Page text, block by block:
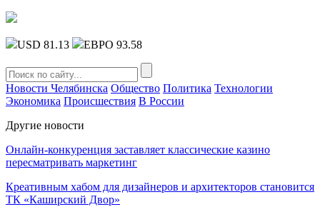
USD 81.13 ЕВРО 93.58
Новости Челябинска Общество Политика Технологии
Экономика Происшествия В России
Другие новости
Онлайн-конкуренция заставляет классические казино
пересматривать маркетинг
Креативным хабом для дизайнеров и архитекторов становится
ТК «Каширский Двор»